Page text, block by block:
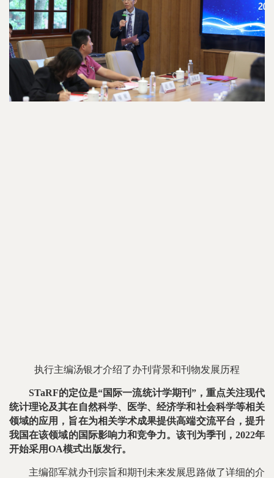
执行主编汤银才介绍了办刊背景和刊物发展历程
STaRF的定位是“国际一流统计学期刊”，重点关注现代
统计理论及其在自然科学、医学、经济学和社会科学等相关
领域的应用，旨在为相关学术成果提供高端交流平台，提升
我国在该领域的国际影响力和竞争力。该刊为季刊，2022年
开始采用OA模式出版发行。
主编邵军就办刊宗旨和期刊未来发展思路做了详细的介